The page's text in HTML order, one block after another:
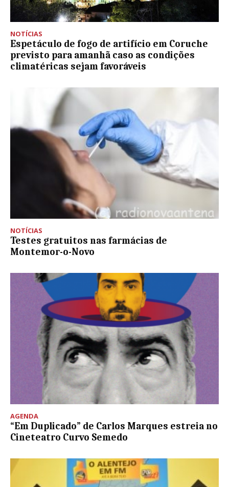
NOTÍCIAS
Espetáculo de fogo de artifício em Coruche
previsto para amanhã caso as condições
climatéricas sejam favoráveis
NOTÍCIAS
Testes gratuitos nas farmácias de
Montemor-o-Novo
AGENDA
“Em Duplicado” de Carlos Marques estreia no
Cineteatro Curvo Semedo